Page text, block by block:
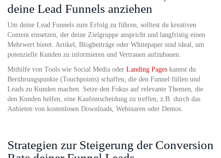
deine Lead Funnels anziehen
Um deine Lead Funnels zum Erfolg zu führen, solltest du kreativen
Content einsetzen, der deine Zielgruppe anspricht und langfristig einen
Mehrwert bietet. Artikel, Blogbeiträge oder Whitepaper sind ideal, um
potenzielle Kunden zu informieren und Vertrauen aufzubauen.
Mithilfe von Tools wie Social Media oder Landing Pages kannst du
Berührungspunkte (Touchpoints) schaffen, die den Funnel füllen und
Leads zu Kunden machen. Setze den Fokus auf relevante Themen, die
den Kunden helfen, eine Kaufentscheidung zu treffen, z.B. durch das
Anbieten von kostenlosen Downloads, Webinaren oder Demos.
Strategien zur Steigerung der Conversion